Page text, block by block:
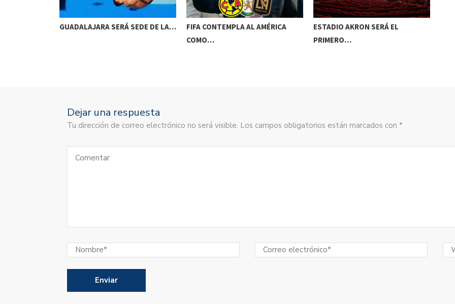
GUADALAJARA SERÁ SEDE DE LA…
FIFA CONTEMPLA AL AMÉRICA
COMO…
ESTADIO AKRON SERÁ EL
PRIMERO…
Dejar una respuesta
Tu dirección de correo electrónico no será visible. Los campos obligatorios están marcados con *